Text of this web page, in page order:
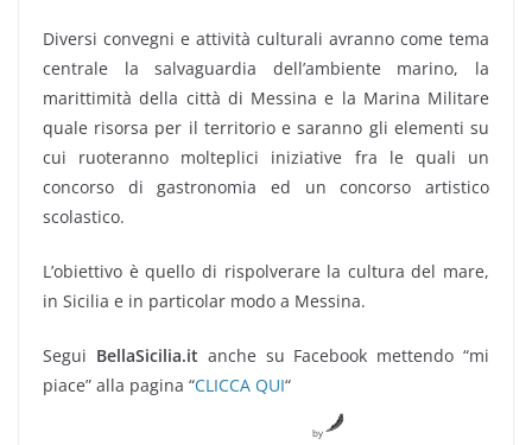
Diversi convegni e attività culturali avranno come tema
centrale la salvaguardia dell’ambiente marino, la
marittimità della città di Messina e la Marina Militare
quale risorsa per il territorio e saranno gli elementi su
cui ruoteranno molteplici iniziative fra le quali un
concorso di gastronomia ed un concorso artistico
scolastico.
L’obiettivo è quello di rispolverare la cultura del mare,
in Sicilia e in particolar modo a Messina.
Segui BellaSicilia.it anche su Facebook mettendo “mi
piace” alla pagina “CLICCA QUI“
by